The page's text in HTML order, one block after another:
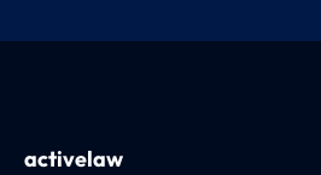
activelaw